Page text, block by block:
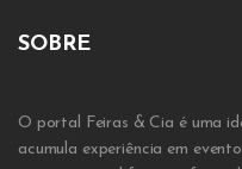
SOBRE
O portal Feiras & Cia é uma
acumula experiência em